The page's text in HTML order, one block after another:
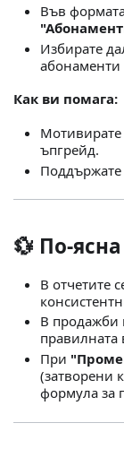
Във
Избирате
абонаменти
Как ви помага:
Мотивирате
ъпгрейд.
💱
В отчетите
В продажби
правилната
При
(затворени
формула за